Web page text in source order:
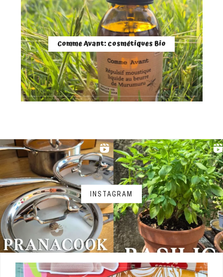
Comme Avant: cosmétiques Bio
INSTAGRAM